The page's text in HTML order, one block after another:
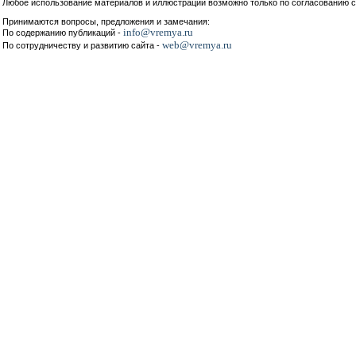
Любое использование материалов и иллюстраций возможно только по согласованию
Принимаются вопросы, предложения и замечания:
По содержанию публикаций - info@vremya.ru
По сотрудничеству и развитию сайта - web@vremya.ru